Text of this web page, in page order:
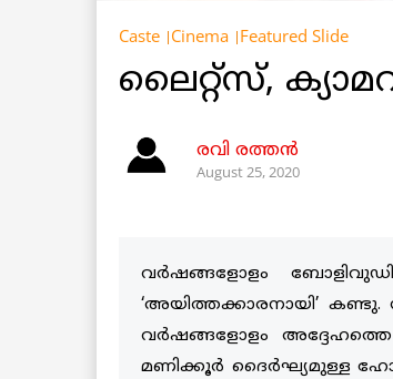
Caste Cinema Featured Slide
ലൈറ്റ്‌സ്,
രവി രത്തൻ
August 25, 2020
വര്‍ഷങ്ങളോളം
‘അയിത്തക്കാരനായി’ കണ്ടു.
വര്‍ഷങ്ങളോളം അദ്ദേഹത്തെ
മണിക്കൂര്‍ ദൈര്‍ഘ്യമുള്ള